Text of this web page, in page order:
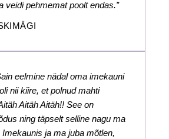
veidi pehmemat poolt endas.”
eelmine nädal oma imekauni
nii kiire, et polnud mahti
Aitäh Aitäh!! See on
ning täpselt selline nagu ma
ja ma juba mõtlen,